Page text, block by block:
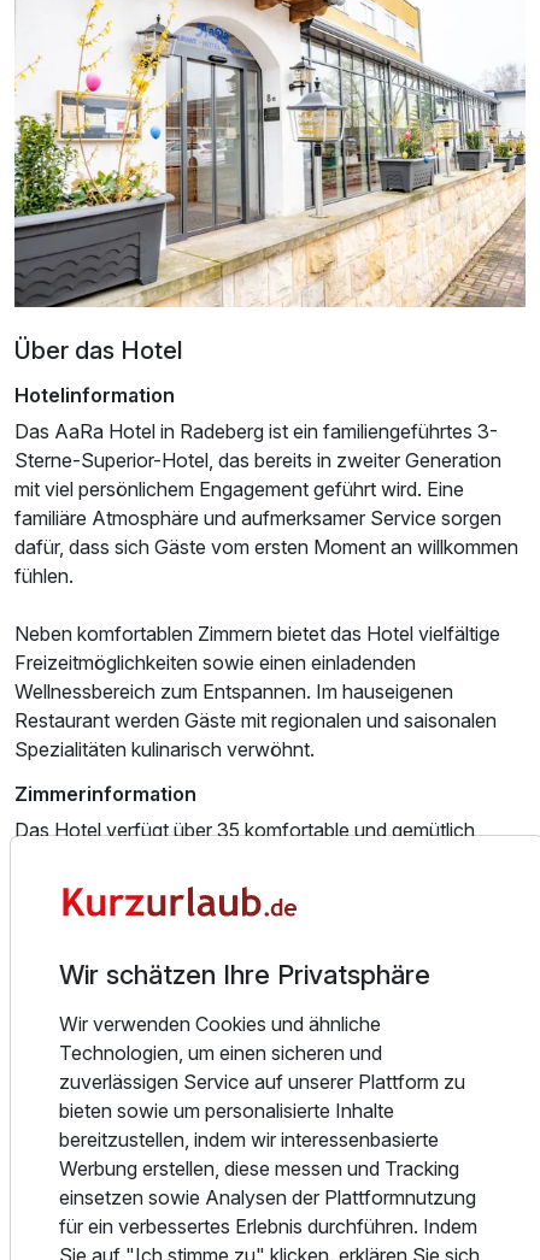
Doppelzimmer Komfort zur Einzelnutzung
1 Erwachsenen und 2 Kinder
Ausstattung
Für 2 Tage
Doppelzimmer Standard
2 Erwachsene und 1 Kind
Ausstattung
Über das Hotel
Hotelinformation
Das AaRa Hotel in Radeberg ist ein familiengeführtes 3-
Sterne-Superior-Hotel, das bereits in zweiter Generation
mit viel persönlichem Engagement geführt wird. Eine
familiäre Atmosphäre und aufmerksamer Service sorgen
dafür, dass sich Gäste vom ersten Moment an willkommen
fühlen.
Neben komfortablen Zimmern bietet das Hotel vielfältige
Freizeitmöglichkeiten sowie einen einladenden
Wellnessbereich zum Entspannen. Im hauseigenen
Restaurant werden Gäste mit regionalen und saisonalen
Spezialitäten kulinarisch verwöhnt.
Zimmerinformation
Das Hotel verfügt über 35 komfortable und gemütlich
alle bequem mit dem Fahrstuhl erreichbar sind. Vier
Familienzimmer mit Verbindungstür bieten ausreichend
eine Regendusche sowie eine Kaffeemaschine und einen
Kühlschrank (unbestückt).
Essen und Trinken
Das AaRa Hotel begrüßt Sie herzlich in seinem
hauseigenen Restaurant MaThie’s. In angenehmer und
gemütlicher Atmosphäre können Sie hier den Tag
entspannt ausklingen lassen und eine Auswahl an
Wir schätzen Ihre Privatsphäre
Wir verwenden Cookies und ähnliche
Technologien, um einen sicheren und
zuverlässigen Service auf unserer Plattform zu
bieten sowie um personalisierte Inhalte
bereitzustellen, indem wir interessenbasierte
Werbung erstellen, diese messen und Tracking
einsetzen sowie Analysen der Plattformnutzung
für ein verbessertes Erlebnis durchführen. Indem